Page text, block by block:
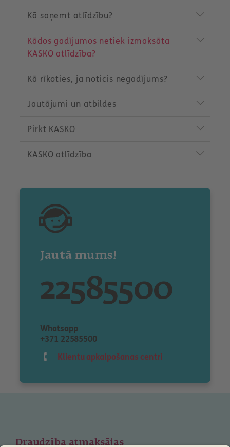
Kā saņemt atlīdzību?
Kādos gadījumos netiek izmaksāta
KASKO atlīdzība?
Kā rīkoties, ja noticis negadījums?
Jautājumi un atbildes
Pirkt KASKO
KASKO atlīdzība
Jautā mums!
22585500
Whatsapp
+371 22585500
Klientu apkalpošanas centri
Draudzība atmaksājas